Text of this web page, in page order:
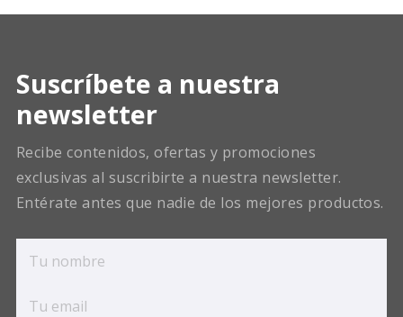
Suscríbete a nuestra
newsletter
Recibe contenidos, ofertas y promociones
exclusivas al suscribirte a nuestra newsletter.
Entérate antes que nadie de los mejores productos.